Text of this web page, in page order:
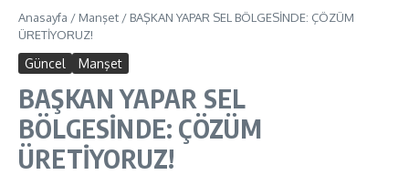
Anasayfa / Manşet / BAŞKAN YAPAR SEL BÖLGESİNDE: ÇÖZÜM
ÜRETİYORUZ!
Güncel Manşet
BAŞKAN YAPAR SEL
BÖLGESİNDE: ÇÖZÜM
ÜRETİYORUZ!